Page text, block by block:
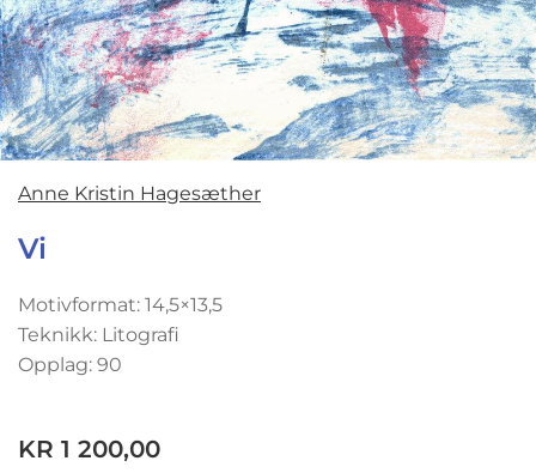
Anne Kristin Hagesæther
Vi
Motivformat: 14,5×13,5
Teknikk: Litografi
Opplag: 90
KR 1 200,00